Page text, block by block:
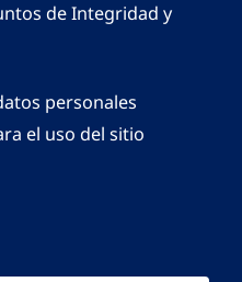
de Integridad y
personales
el uso del sitio